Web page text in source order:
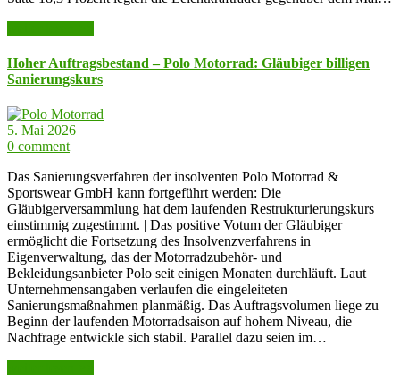
Hoher Auftragsbestand – Polo Motorrad: Gläubiger billigen
Sanierungskurs
5. Mai 2026
0 comment
Das Sanierungsverfahren der insolventen Polo Motorrad &
Sportswear GmbH kann fortgeführt werden: Die
Gläubigerversammlung hat dem laufenden Restrukturierungskurs
einstimmig zugestimmt. | Das positive Votum der Gläubiger
ermöglicht die Fortsetzung des Insolvenzverfahrens in
Eigenverwaltung, das der Motorradzubehör- und
Bekleidungsanbieter Polo seit einigen Monaten durchläuft. Laut
Unternehmensangaben verlaufen die eingeleiteten
Sanierungsmaßnahmen planmäßig. Das Auftragsvolumen liege zu
Beginn der laufenden Motorradsaison auf hohem Niveau, die
Nachfrage entwickle sich stabil. Parallel dazu seien im…